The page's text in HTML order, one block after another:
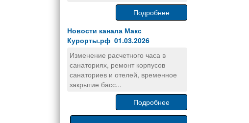
Подробнее
Новости канала Макс
Курорты.рф 01.03.2026
Изменение расчетного часа в
санаториях, ремонт корпусов
санаториев и отелей, временное
закрытие басс...
Подробнее